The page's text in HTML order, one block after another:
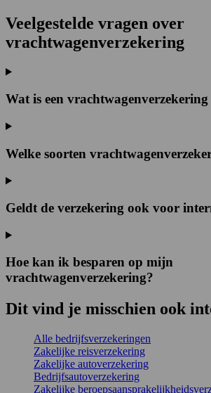
Veelgestelde vragen over
vrachtwagenverzekering
Wat is een
Welke soorten
Geldt de verzekering ook voor
Hoe kan ik besparen op mijn
vrachtwagenverzekering?
Dit vind je misschien ook
Alle bedrijfsverzekeringen
Zakelijke reisverzekering
Zakelijke autoverzekering
Bedrijfsautoverzekering
Zakelijke